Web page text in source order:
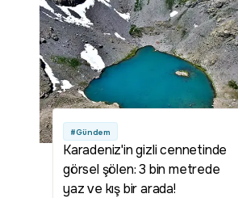
#Gündem
Karadeniz'in gizli cennetinde
görsel şölen: 3 bin metrede
yaz ve kış bir arada!